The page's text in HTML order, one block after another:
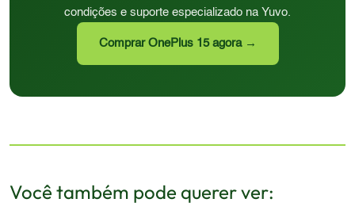
condições e suporte especializado na Yuvo.
Comprar OnePlus 15 agora →
Você também pode querer ver: